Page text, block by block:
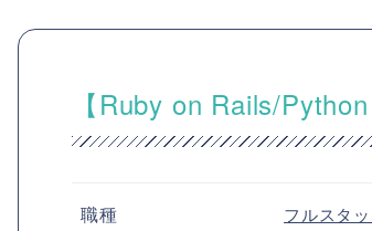
【Ruby on Rails/
職種 フルスタ